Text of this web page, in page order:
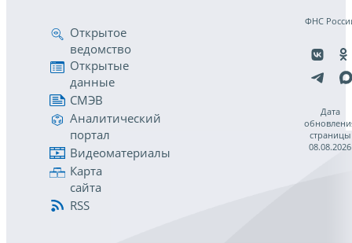
Открытое
ведомство
Открытые
данные
СМЭВ
Аналитический
портал
Видеоматериалы
Карта
сайта
RSS
ФНС
Дата
страницы
08.08.2026